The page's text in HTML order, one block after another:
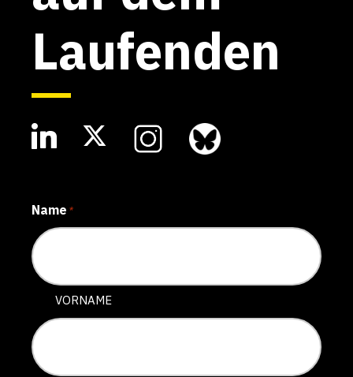
Laufenden
Name *
VORNAME